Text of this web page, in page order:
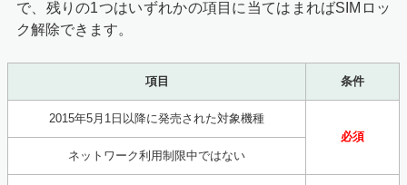
で、残りの1つはいずれかの項目に当てはまればSIMロッ
ク解除できます。
項目 条件
2015年5月1日以降に発売された対象機種
必須
ネットワーク利用制限中ではない